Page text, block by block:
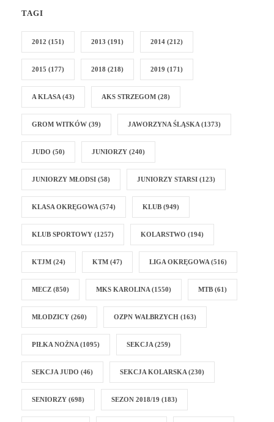
TAGI
2012 (151) 2013 (191) 2014 (212)
2015 (177) 2018 (218) 2019 (171)
A KLASA (43) AKS STRZEGOM (28)
GROM WITKÓW (39) JAWORZYNA ŚLĄSKA (1373)
JUDO (50) JUNIORZY (240)
JUNIORZY MŁODSI (58) JUNIORZY STARSI (123)
KLASA OKRĘGOWA (574) KLUB (949)
KLUB SPORTOWY (1257) KOLARSTWO (194)
KTJM (24) KTM (47) LIGA OKRĘGOWA (516)
MECZ (850) MKS KAROLINA (1550) MTB (61)
MŁODZICY (260) OZPN WAŁBRZYCH (163)
PIŁKA NOŻNA (1095) SEKCJA (259)
SEKCJA JUDO (46) SEKCJA KOLARSKA (230)
SENIORZY (698) SEZON 2018/19 (183)